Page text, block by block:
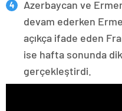
Azerbaycan ve
devam ederken
açıkça ifade eden
ise hafta sonunda
gerçekleştirdi.